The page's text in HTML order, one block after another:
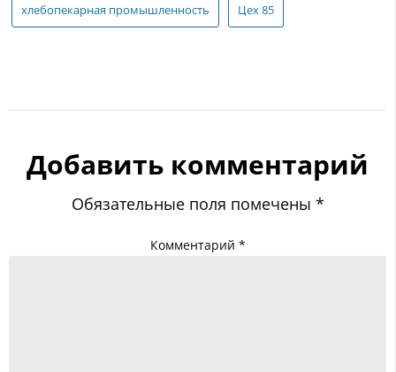
хлебопекарная промышленность Цех 85
Добавить комментарий
Обязательные поля помечены *
Комментарий *